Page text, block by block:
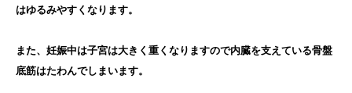
はゆるみやすくなります。
また、妊娠中は子宮は大きく重くなりますので内臓を支えている骨盤
底筋はたわんでしまいます。